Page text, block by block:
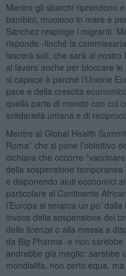
Mentre gli sbarchi riprendono
bambini, muoiono in mare e
Sánchez respinge i migranti.
risponde -finché la
lascerà soli, che sarà al
al lavoro anche per bloccare
si capisce è perché l’Unione
pace e della crescita
quella parte di mondo con cui
solidarietà umana e di
Mentre al Global Health
Roma” che si pone l’obiettivo
dichiara che occorre
della sospensione
e disponendo aiuti economici
particolare al Continente
l’Europa si smarca un po’
invece della sospensione dei
delle licenze o alla messa a
da Big Pharma -e non
andrebbe già meglio: sarebbe
mondialità, non certo equa, ma